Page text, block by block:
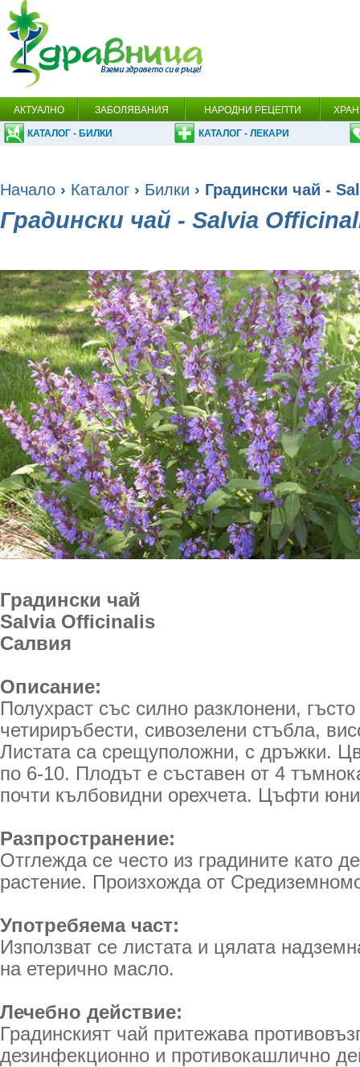
АКТУАЛНО ЗАБОЛЯВАНИЯ НАРОДНИ РЕЦЕПТИ
КАТАЛОГ - БИЛКИ КАТАЛОГ - ЛЕКАРИ
Начало › Каталог › Билки › Градински чай -
Градински чай - Salvia
Градински чай
Salvia Officinalis
Салвия
Описание:
Полухраст със силно разклонени,
четириръбести, сивозелени стъбла,
Листата са срещуположни, с дръжки.
по 6-10. Плодът е съставен от 4
почти кълбовидни орехчета. Цъфти
Разпространение:
Отглежда се често из градините като
растение. Произхожда от
Употребяема част:
Използват се листата и цялата
на етерично масло.
Лечебно действие:
Градинският чай притежава
дезинфекционно и противокашлично